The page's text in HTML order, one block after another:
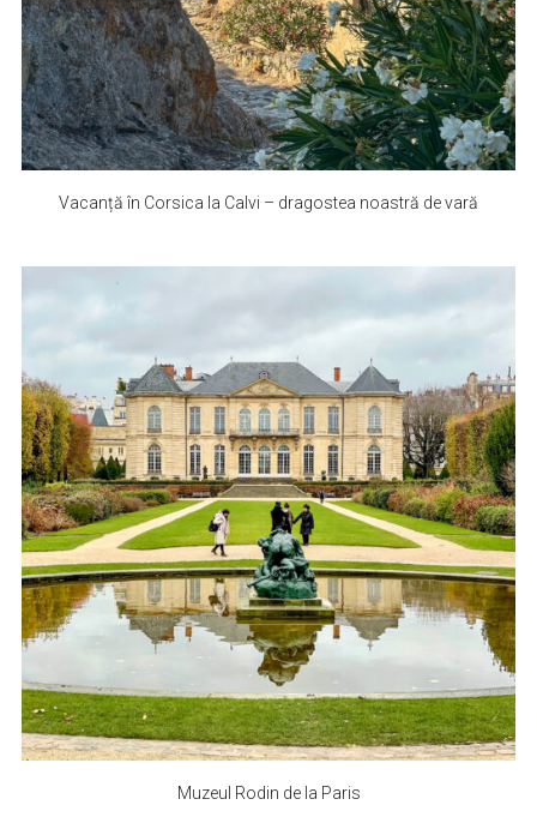
Vacanță în Corsica la Calvi – dragostea noastră de vară
Muzeul Rodin de la Paris